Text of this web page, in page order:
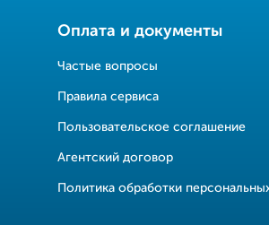
Оплата и документы
Частые вопросы
Правила сервиса
Пользовательское соглашение
Агентский договор
Политика обработки